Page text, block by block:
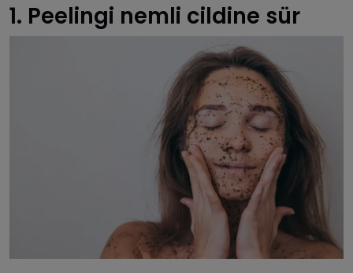
1. Peelingi nemli cildine sür